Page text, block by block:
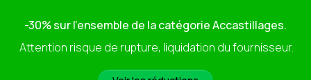
-30% sur l'ensemble de la catégorie Accastillages.
Attention risque de rupture, liquidation du fournisseur.